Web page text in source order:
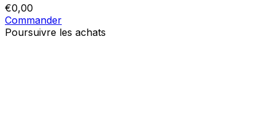
€0,00
Commander
Poursuivre les achats